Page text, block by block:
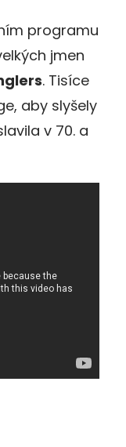
programu
jmen
. Tisíce
aby slyšely
v 70. a